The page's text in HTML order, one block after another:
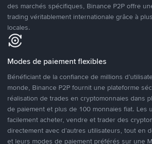
des marchés spécifiques, Binance P2P offre
trading véritablement internationale grâce à
locales.
Modes de paiement flexibles
Bénéficiant de la confiance de millions
monde, Binance P2P fournit une plateforme
réalisation de trades en cryptomonnaies dans
de paiement et plus de 100 monnaies fiat. Les
facilement acheter, vendre et trader des
directement avec d’autres utilisateurs, tout en
et leurs modes de paiement préférés sur une